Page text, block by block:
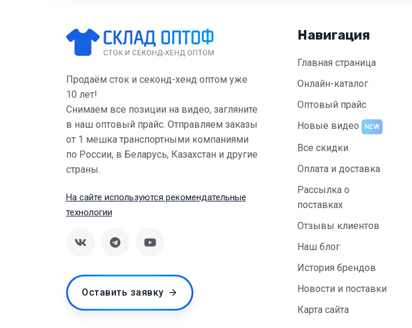
Продаём сток и секонд-хенд оптом уже
10 лет!
Снимаем все позиции на видео, загляните
в наш оптовый прайс. Отправляем заказы
от 1 мешка транспортными компаниями
по России, в Беларусь, Казахстан и другие
страны.
На сайте используются рекомендательные
технологии
Оставить заявку
Навигация
Главная страница
Онлайн-каталог
Оптовый прайс
Новые видео
NEW
Все скидки
Оплата и доставка
Рассылка о
поставках
Отзывы клиентов
Наш блог
История брендов
Новости и поставки
Карта сайта